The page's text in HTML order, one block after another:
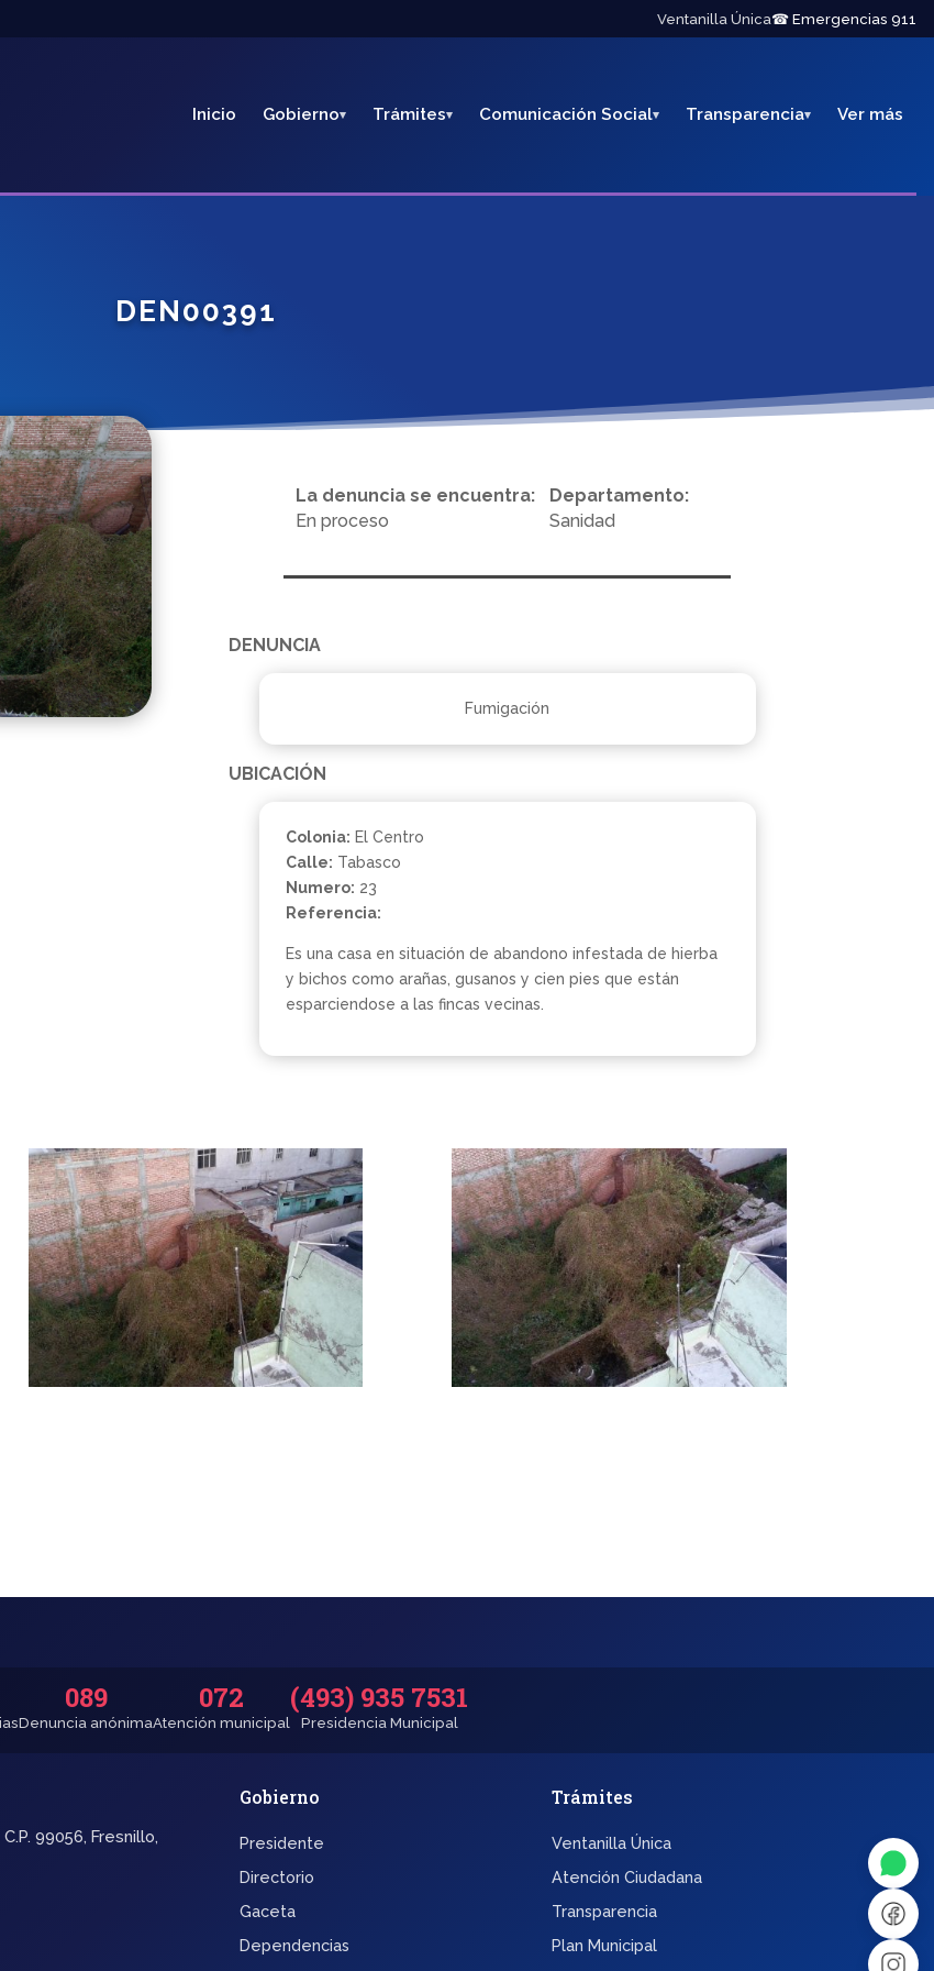
Ventanilla Única☎ Emergencias 911
Inicio Gobierno Trámites Comunicación Social Transparencia Ver más
DEN00391
La denuncia se encuentra:
En proceso
Departamento:
Sanidad
DENUNCIA
Fumigación
UBICACIÓN
Colonia: El Centro
Calle: Tabasco
Numero: 23
Referencia:
Es una casa en situación de abandono infestada de hierba
y bichos como arañas, gusanos y cien pies que están
esparciendose a las fincas vecinas.
089
Denuncia anónima
072
Atención municipal
(493) 935 7531
Presidencia Municipal
99056, Fresnillo,
Gobierno
Presidente
Directorio
Gaceta
Dependencias
Trámites
Ventanilla Única
Atención Ciudadana
Transparencia
Plan Municipal
↔
Dx